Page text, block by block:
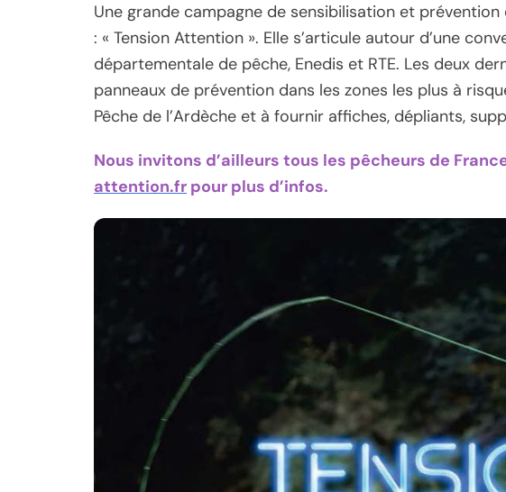
Une grande campagne de sensibilisation et
: « Tension Attention ». Elle s’articule autour d’une
départementale de pêche, Enedis et RTE. Les deux
panneaux de prévention dans les zones les plus à
Pêche de l’Ardèche et à fournir affiches, dépliants,
Nous invitons d’ailleurs tous les pêcheurs de
attention.fr pour plus d’infos.